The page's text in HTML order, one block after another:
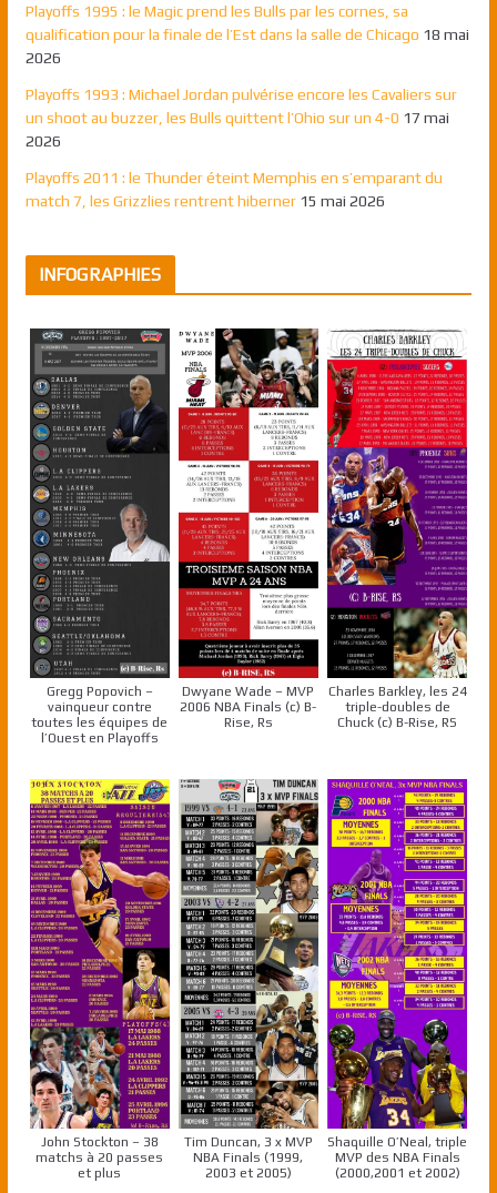
Playoffs 1995 : le Magic prend les Bulls par les cornes, sa
qualification pour la finale de l’Est dans la salle de Chicago 18 mai
2026
Playoffs 1993 : Michael Jordan pulvérise encore les Cavaliers sur
un shoot au buzzer, les Bulls quittent l’Ohio sur un 4-0 17 mai
2026
Playoffs 2011 : le Thunder éteint Memphis en s’emparant du
match 7, les Grizzlies rentrent hiberner 15 mai 2026
INFOGRAPHIES
Gregg Popovich –
vainqueur contre
toutes les équipes de
l’Ouest en Playoffs
Dwyane Wade – MVP
2006 NBA Finals (c) B-
Rise, Rs
Charles Barkley, les 24
triple-doubles de
Chuck (c) B-Rise, RS
John Stockton – 38
matchs à 20 passes
et plus
Tim Duncan, 3 x MVP
NBA Finals (1999,
2003 et 2005)
Shaquille O’Neal, triple
MVP des NBA Finals
(2000,2001 et 2002)